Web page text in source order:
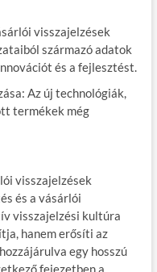
visszajelzések
származó adatok
és a fejlesztést.
Az új technológiák,
termékek még
visszajelzések
és a vásárlói
visszajelzési kultúra
hanem erősíti az
egy hosszú
fejezetben a